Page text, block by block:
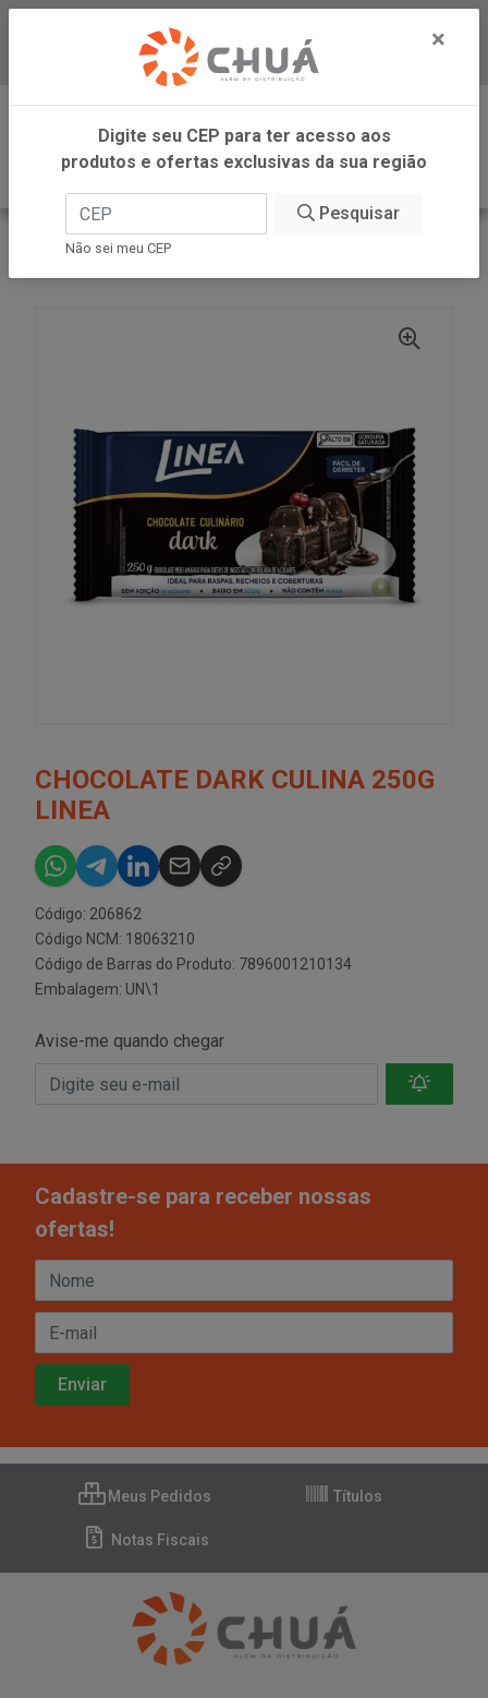
Baixe já nosso APP
0
INÍCIO
LINEA ALIMENTOS
CHOCOLATE DARK CULINA 250G
LINEA
Código: 206862
Código NCM: 18063210
Código de Barras do Produto: 7896001210134
Embalagem: UN\1
Avise-me quando chegar
Cadastre-se para receber nossas
ofertas!
Meus Pedidos Títulos
Notas Fiscais
×
Digite seu CEP para ter acesso aos
produtos e ofertas exclusivas da sua região
Pesquisar
Não sei meu CEP